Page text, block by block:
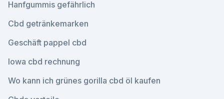
Hanfgummis gefährlich
Cbd getränkemarken
Geschäft pappel cbd
Iowa cbd rechnung
Wo kann ich grünes gorilla cbd öl kaufen